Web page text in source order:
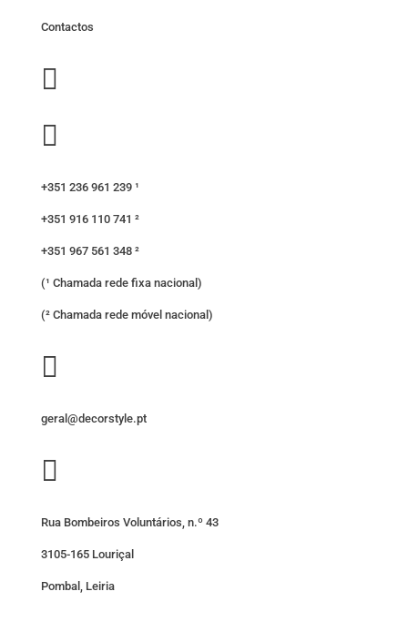
Contactos


+351 236 961 239 ¹
+351 916 110 741 ²
+351 967 561 348 ²
(¹ Chamada rede fixa nacional)
(² Chamada rede móvel nacional)

geral@decorstyle.pt

Rua Bombeiros Voluntários, n.º 43
3105-165 Louriçal
Pombal, Leiria